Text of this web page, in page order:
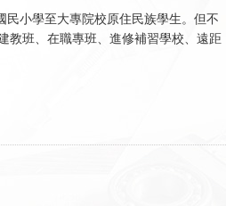
小學至大專院校原住民族學生。但不
教班、在職專班、進修補習學校、遠距